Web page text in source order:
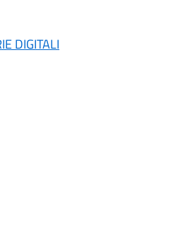
DIGITALI